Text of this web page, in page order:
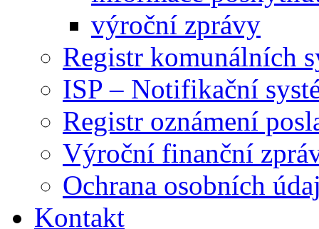
výroční zprávy
Registr komunálních
ISP – Notifikační
Registr oznámení
Výroční finanční
Ochrana osobních
Kontakt